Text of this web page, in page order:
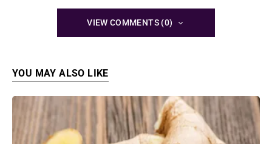
VIEW COMMENTS (0)
YOU MAY ALSO LIKE